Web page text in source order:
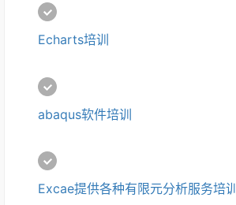
Echarts培训
abaqus软件培训
Excae提供各种有限元分析服务培训